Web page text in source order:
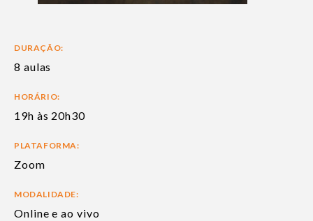
DURAÇÃO:
8 aulas
HORÁRIO:
19h às 20h30
PLATAFORMA:
Zoom
MODALIDADE:
Online e ao vivo